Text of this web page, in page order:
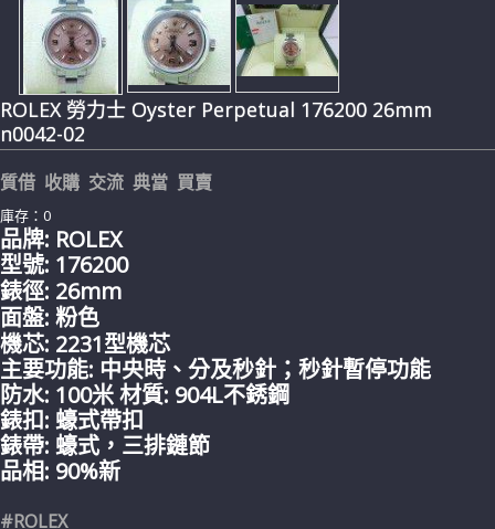
ROLEX 勞力士 Oyster Perpetual 176200 26mm
n0042-02
質借 收購 交流 典當 買賣
庫存：0
品牌: ROLEX
型號: 176200
錶徑: 26mm
面盤: 粉色
機芯: 2231型機芯
主要功能: 中央時、分及秒針；秒針暫停功能
防水: 100米 材質: 904L不銹鋼
錶扣: 蠔式帶扣
錶帶: 蠔式，三排鏈節
品相: 90%新
#ROLEX